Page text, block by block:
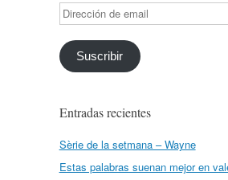
Dirección
de
email
Suscribir
Entradas recientes
Sèrie de la setmana – Wayne
Estas palabras suenan mejor en